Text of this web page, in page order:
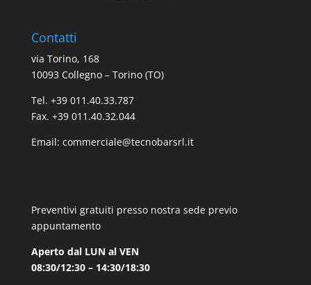
Contatti
via Torino, 168
10093 Collegno – Torino (TO)
Tel. +39 011.40.33.787
Fax. +39 011.40.32.044
Email: commerciale@tecnobarsrl.it
Preventivi gratuiti presso nostra sede previo
appuntamento
Aperto dal LUN al VEN
08:30/12:30 – 14:30/18:30